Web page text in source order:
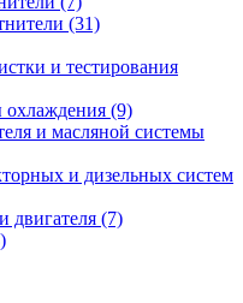
(31)
и тестирования
охлаждения (9)
и масляной системы
и дизельных систем
двигателя (7)